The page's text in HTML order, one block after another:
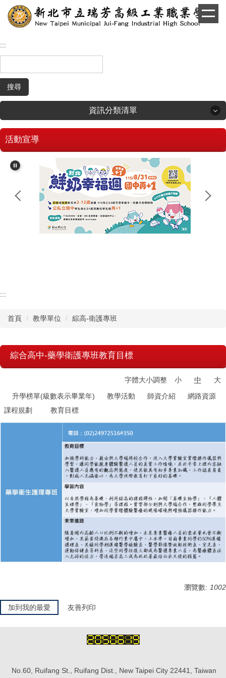
跳
到
內
:::
搜尋
資訊分類清單
回首頁
學生和家長專區
招生專區
其他單位
學校章則
請購系統
檔案下載
活動宣導
:::
首頁 教學單位 綜高-衛護專班
綜合高中-藥學衛護專班教育目標
字體大小調整 小 中
大
升學榜單(級數表示畢業年)
教學活動 師資介紹
網路資源
課程規劃
教育目標
瀏覽數: 1002
加到我的最愛 友善列印
No.60, Ruifang St., Ruifang Dist., New Taipei City 22441, Taiwan